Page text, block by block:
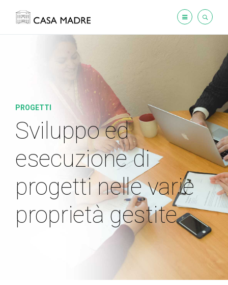
PROGETTI
Sviluppo ed
esecuzione di
progettinelle varie
proprietà gestite